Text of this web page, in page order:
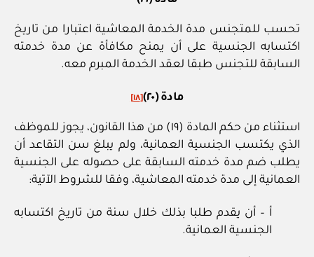
تحسب للمتجنس مدة الخدمة المعاشية اعتبارا من تاريخ
اكتسابه الجنسية على أن يمنح مكافأة عن مدة خدمته
السابقة للتجنس طبقا لعقد الخدمة المبرم معه.
مادة (٢٠) [١٨]
استثناء من حكم المادة (١٩) من هذا القانون، يجوز للموظف
الذي يكتسب الجنسية العمانية، ولم يبلغ سن التقاعد أن
يطلب ضم مدة خدمته السابقة على حصوله على الجنسية
العمانية إلى مدة خدمته المعاشية، وفقا للشروط الآتية:
أ – أن يقدم طلبا بذلك خلال سنة من تاريخ اكتسابه
الجنسية العمانية.